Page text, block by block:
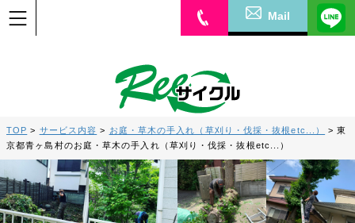
Mail
TOP > サービス内容 > お庭・草木の手入れ（草刈り・伐採・抜根etc...） >東
京都青ヶ島村のお庭・草木の手入れ（草刈り・伐採・抜根etc...）